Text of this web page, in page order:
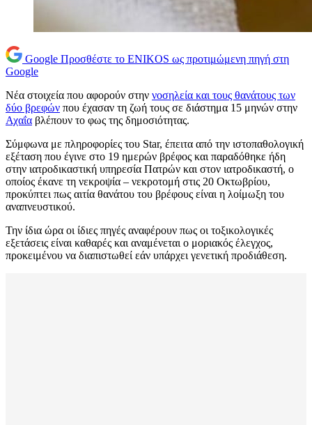
Google Προσθέστε το ENIKOS ως προτιμώμενη πηγή στη
Google
Νέα στοιχεία που αφορούν στην νοσηλεία και τους θανάτους των
δύο βρεφών που έχασαν τη ζωή τους σε διάστημα 15 μηνών στην
Αχαΐα βλέπουν το φως της δημοσιότητας.
Σύμφωνα με πληροφορίες του Star, έπειτα από την ιστοπαθολογική
εξέταση που έγινε στο 19 ημερών βρέφος και παραδόθηκε ήδη
στην ιατροδικαστική υπηρεσία Πατρών και στον ιατροδικαστή, ο
οποίος έκανε τη νεκροψία – νεκροτομή στις 20 Οκτωβρίου,
προκύπτει πως αιτία θανάτου του βρέφους είναι η λοίμωξη του
αναπνευστικού.
Την ίδια ώρα οι ίδιες πηγές αναφέρουν πως οι τοξικολογικές
εξετάσεις είναι καθαρές και αναμένεται ο μοριακός έλεγχος,
προκειμένου να διαπιστωθεί εάν υπάρχει γενετική προδιάθεση.